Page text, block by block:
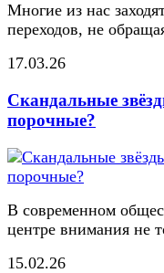
Многие из нас
переходов, не
17.03.26
Скандальные
порочные?
В современном
центре внимания не
15.02.26